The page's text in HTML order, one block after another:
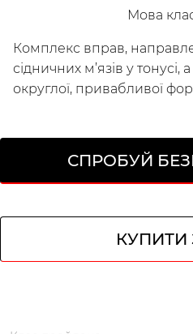
/
Мова
Комплекс вправ,
сідничних м’язів у тонусі,
округлої, привабливої
СПРОБУЙ
КУПИТИ